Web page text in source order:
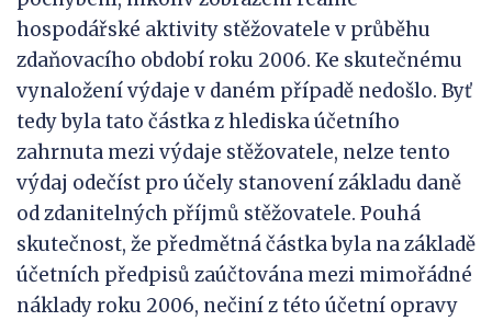
hospodářské aktivity stěžovatele v průběhu
zdaňovacího období roku 2006. Ke skutečnému
vynaložení výdaje v daném případě nedošlo. Byť
tedy byla tato částka z hlediska účetního
zahrnuta mezi výdaje stěžovatele, nelze tento
výdaj odečíst pro účely stanovení základu daně
od zdanitelných příjmů stěžovatele. Pouhá
skutečnost, že předmětná částka byla na základě
účetních předpisů zaúčtována mezi mimořádné
náklady roku 2006, nečiní z této účetní opravy